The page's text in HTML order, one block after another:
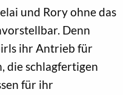
und Rory ohne das
Denn
ihr Antrieb für
die schlagfertigen
für ihr